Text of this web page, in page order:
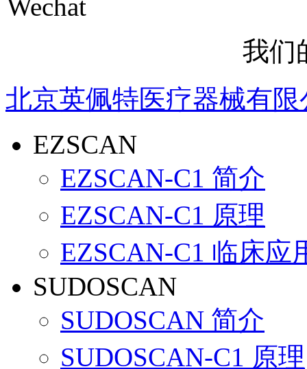
我们
北京英佩特医疗器械有限
EZSCAN
EZSCAN-C1 简介
EZSCAN-C1 原理
EZSCAN-C1 临床应
SUDOSCAN
SUDOSCAN 简介
SUDOSCAN-C1 原理